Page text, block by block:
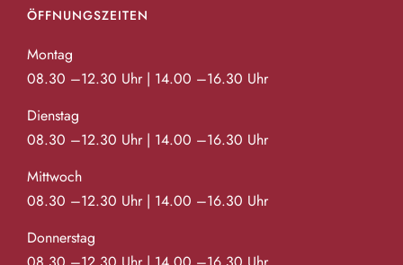
ÖFFNUNGSZEITEN
Montag
08.30 –12.30 Uhr | 14.00 –16.30 Uhr
Dienstag
08.30 –12.30 Uhr | 14.00 –16.30 Uhr
Mittwoch
08.30 –12.30 Uhr | 14.00 –16.30 Uhr
Donnerstag